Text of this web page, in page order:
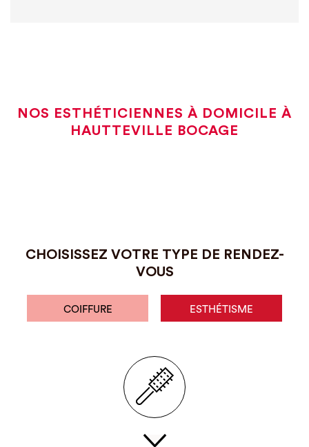
NOS ESTHÉTICIENNES À DOMICILE À
HAUTTEVILLE BOCAGE
CHOISISSEZ VOTRE TYPE DE RENDEZ-
VOUS
COIFFURE ESTHÉTISME